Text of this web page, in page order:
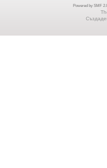
Powered by SMF